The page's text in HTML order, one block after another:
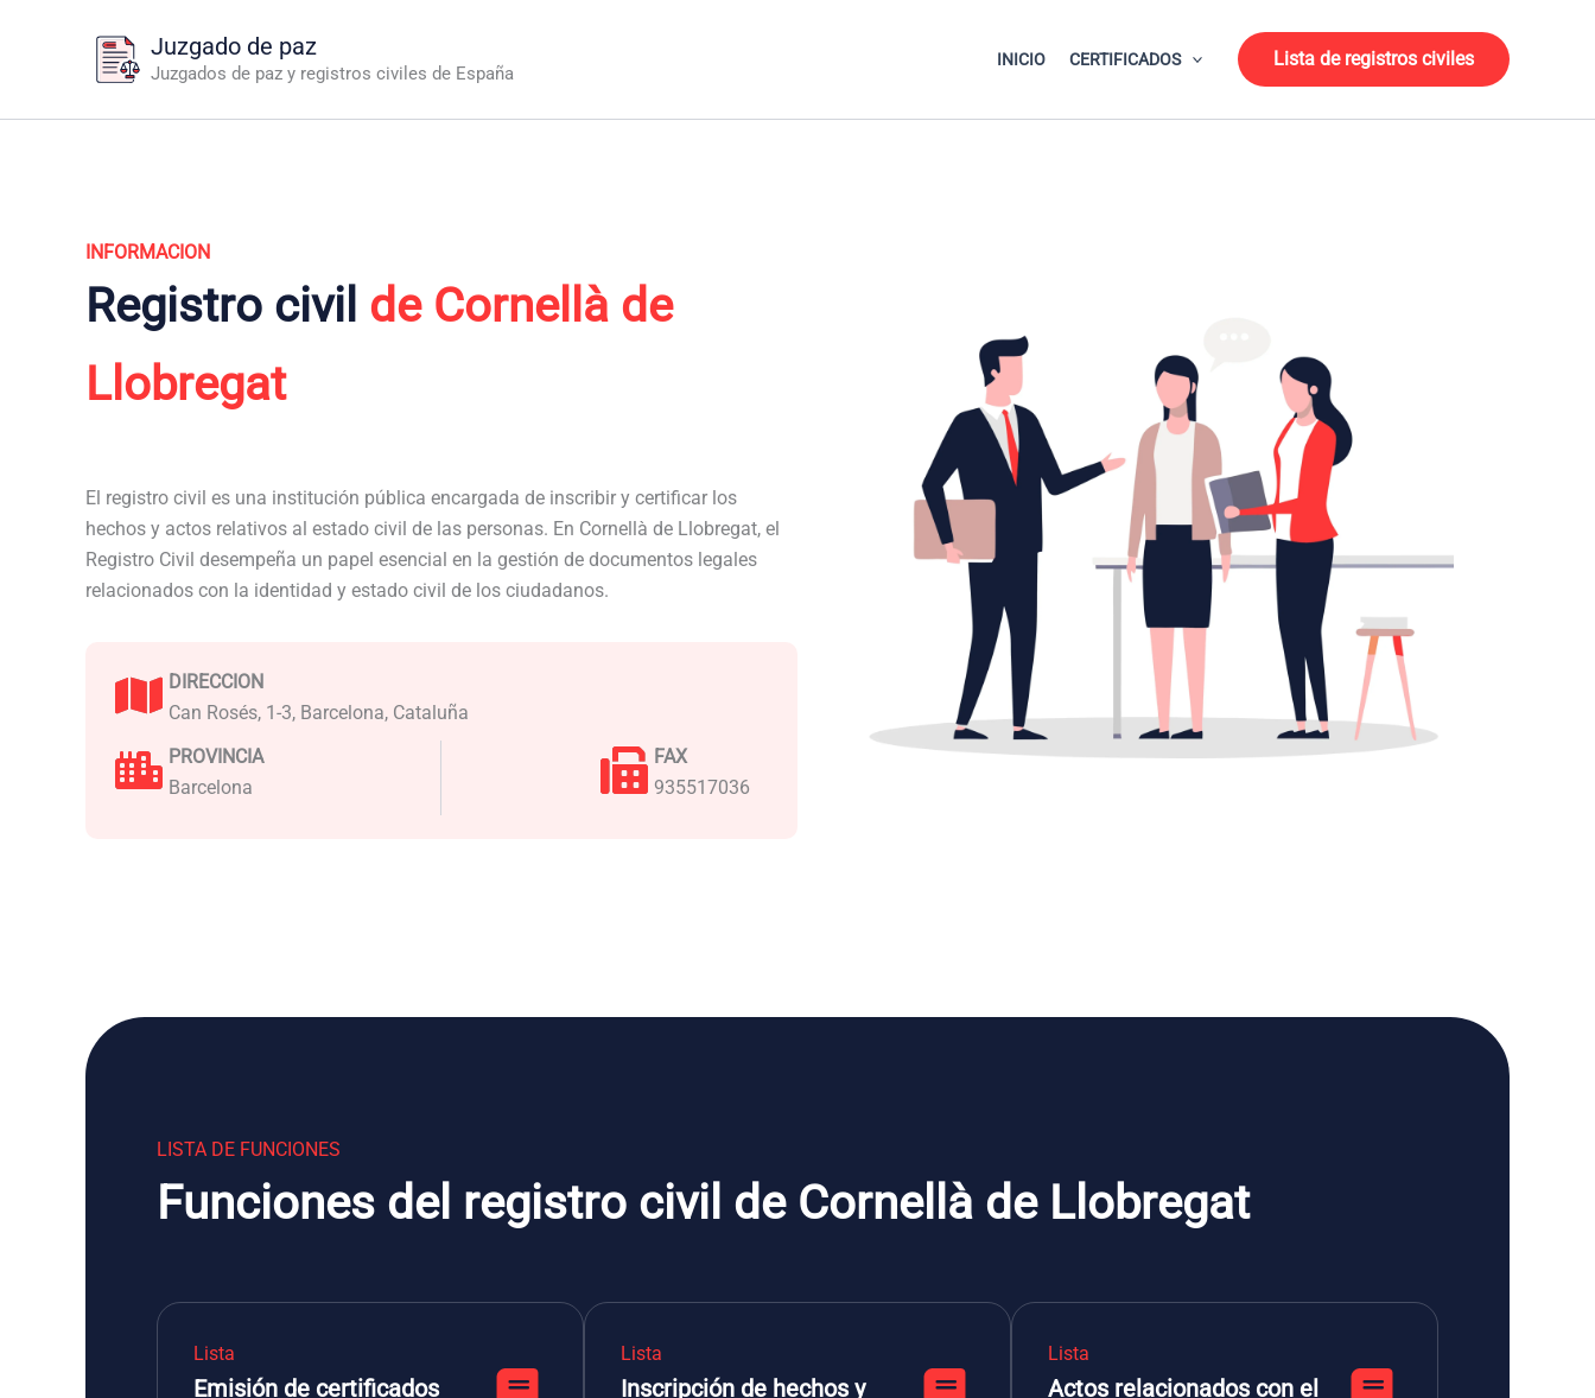
Juzgado de paz
Juzgados de paz y registros civiles de España
INICIO CERTIFICADOS Lista de registros civiles
INFORMACION
Registro civil de Cornellà de
Llobregat
El registro civil es una institución pública encargada de inscribir y certificar los
hechos y actos relativos al estado civil de las personas. En Cornellà de Llobregat, el
Registro Civil desempeña un papel esencial en la gestión de documentos legales
relacionados con la identidad y estado civil de los ciudadanos.
DIRECCION
Can Rosés, 1-3, Barcelona, Cataluña
PROVINCIA
Barcelona
FAX
935517036
LISTA DE FUNCIONES
Funciones del registro civil de Cornellà de Llobregat
Lista
Emisión de certificados
Lista
Inscripción de hechos y
Lista
Actos relacionados con el